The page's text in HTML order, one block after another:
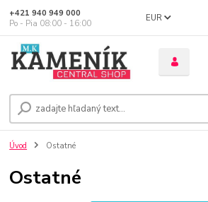
EUR
+421 940 949 000
Po - Pia 08:00 - 16:00
Úvod Ostatné
Ostatné